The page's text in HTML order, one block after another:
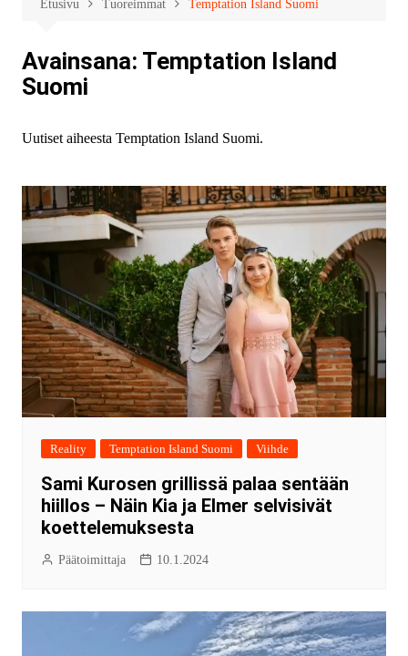
Etusivu Tuoreimmat Temptation Island Suomi
Avainsana: Temptation Island
Suomi
Uutiset aiheesta Temptation Island Suomi.
Reality Temptation Island Suomi Viihde
Sami Kurosen grillissä palaa sentään
hiillos – Näin Kia ja Elmer selvisivät
koettelemuksesta
Päätoimittaja 10.1.2024